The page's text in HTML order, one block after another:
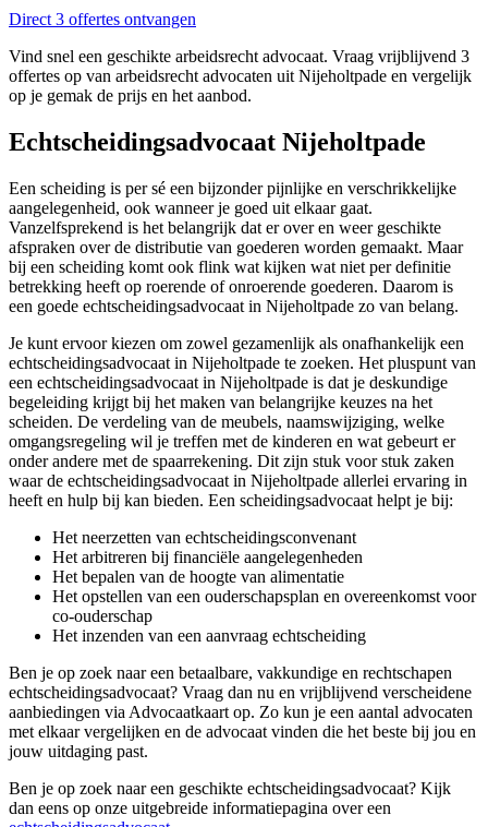
Direct 3 offertes ontvangen
Vind snel een geschikte arbeidsrecht advocaat. Vraag vrijblijvend 3
offertes op van arbeidsrecht advocaten uit Nijeholtpade en vergelijk
op je gemak de prijs en het aanbod.
Echtscheidingsadvocaat Nijeholtpade
Een scheiding is per sé een bijzonder pijnlijke en verschrikkelijke
aangelegenheid, ook wanneer je goed uit elkaar gaat.
Vanzelfsprekend is het belangrijk dat er over en weer geschikte
afspraken over de distributie van goederen worden gemaakt. Maar
bij een scheiding komt ook flink wat kijken wat niet per definitie
betrekking heeft op roerende of onroerende goederen. Daarom is
een goede echtscheidingsadvocaat in Nijeholtpade zo van belang.
Je kunt ervoor kiezen om zowel gezamenlijk als onafhankelijk een
echtscheidingsadvocaat in Nijeholtpade te zoeken. Het pluspunt van
een echtscheidingsadvocaat in Nijeholtpade is dat je deskundige
begeleiding krijgt bij het maken van belangrijke keuzes na het
scheiden. De verdeling van de meubels, naamswijziging, welke
omgangsregeling wil je treffen met de kinderen en wat gebeurt er
onder andere met de spaarrekening. Dit zijn stuk voor stuk zaken
waar de echtscheidingsadvocaat in Nijeholtpade allerlei ervaring in
heeft en hulp bij kan bieden. Een scheidingsadvocaat helpt je bij:
Het neerzetten van echtscheidingsconvenant
Het arbitreren bij financiële aangelegenheden
Het bepalen van de hoogte van alimentatie
Het opstellen van een ouderschapsplan en overeenkomst voor
co-ouderschap
Het inzenden van een aanvraag echtscheiding
Ben je op zoek naar een betaalbare, vakkundige en rechtschapen
echtscheidingsadvocaat? Vraag dan nu en vrijblijvend verscheidene
aanbiedingen via Advocaatkaart op. Zo kun je een aantal advocaten
met elkaar vergelijken en de advocaat vinden die het beste bij jou en
jouw uitdaging past.
Ben je op zoek naar een geschikte echtscheidingsadvocaat? Kijk
dan eens op onze uitgebreide informatiepagina over een